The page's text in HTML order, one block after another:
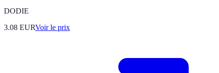
DODIE
3.08 EURVoir le prix